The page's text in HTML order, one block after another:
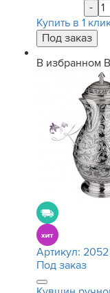
-
Купить в 1
В избранном
Артикул: 2052
Под заказ